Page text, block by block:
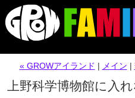
« GROWアイランド | メイン |
上野科学博物館に入